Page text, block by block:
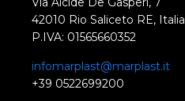
42010 Rio Saliceto RE, Italia
P.IVA: 01565660352
infomarplast@marplast.it
+39 0522699200